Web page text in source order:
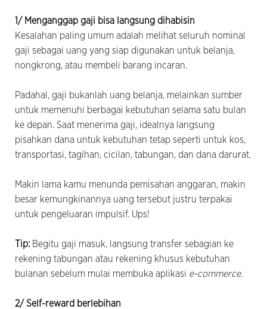
1/ Menganggap gaji bisa langsung dihabisin
Kesalahan paling umum adalah melihat seluruh nominal
gaji sebagai uang yang siap digunakan untuk belanja,
nongkrong, atau membeli barang incaran.
Padahal, gaji bukanlah uang belanja, melainkan sumber
untuk memenuhi berbagai kebutuhan selama satu bulan
ke depan. Saat menerima gaji, idealnya langsung
pisahkan dana untuk kebutuhan tetap seperti untuk kos,
transportasi, tagihan, cicilan, tabungan, dan dana darurat.
Makin lama kamu menunda pemisahan anggaran, makin
besar kemungkinannya uang tersebut justru terpakai
untuk pengeluaran impulsif. Ups!
Tip: Begitu gaji masuk, langsung transfer sebagian ke
rekening tabungan atau rekening khusus kebutuhan
bulanan sebelum mulai membuka aplikasi e-commerce.
2/ Self-reward berlebihan